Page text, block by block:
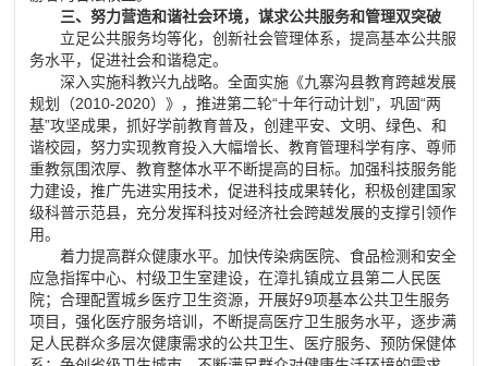
三、努力营造和谐社会环境，谋求公共服务和管理双突破
立足公共服务均等化，创新社会管理体系，提高基本公共服
务水平，促进社会和谐稳定。
深入实施科教兴九战略。全面实施《九寨沟县教育跨越发展
规划（2010-2020）》，推进第二轮“十年行动计划”，巩固“两
基”攻坚成果，抓好学前教育普及，创建平安、文明、绿色、和
谐校园，努力实现教育投入大幅增长、教育管理科学有序、尊师
重教氛围浓厚、教育整体水平不断提高的目标。加强科技服务能
力建设，推广先进实用技术，促进科技成果转化，积极创建国家
级科普示范县，充分发挥科技对经济社会跨越发展的支撑引领作
用。
着力提高群众健康水平。加快传染病医院、食品检测和安全
应急指挥中心、村级卫生室建设，在漳扎镇成立县第二人民医
院；合理配置城乡医疗卫生资源，开展好9项基本公共卫生服务
项目，强化医疗服务培训，不断提高医疗卫生服务水平，逐步满
足人民群众多层次健康需求的公共卫生、医疗服务、预防保健体